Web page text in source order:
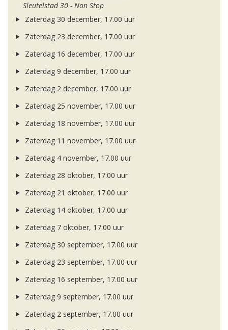
Sleutelstad 30 - Non Stop
Zaterdag 30 december, 17.00 uur
Zaterdag 23 december, 17.00 uur
Zaterdag 16 december, 17.00 uur
Zaterdag 9 december, 17.00 uur
Zaterdag 2 december, 17.00 uur
Zaterdag 25 november, 17.00 uur
Zaterdag 18 november, 17.00 uur
Zaterdag 11 november, 17.00 uur
Zaterdag 4 november, 17.00 uur
Zaterdag 28 oktober, 17.00 uur
Zaterdag 21 oktober, 17.00 uur
Zaterdag 14 oktober, 17.00 uur
Zaterdag 7 oktober, 17.00 uur
Zaterdag 30 september, 17.00 uur
Zaterdag 23 september, 17.00 uur
Zaterdag 16 september, 17.00 uur
Zaterdag 9 september, 17.00 uur
Zaterdag 2 september, 17.00 uur